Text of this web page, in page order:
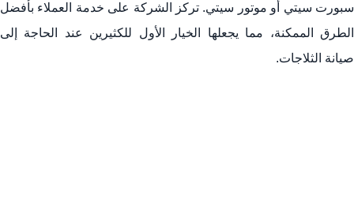
سبورت سيتي أو موتور سيتي. تركز الشركة على خدمة العملاء بأفضل
الطرق الممكنة، مما يجعلها الخيار الأول للكثيرين عند الحاجة إلى
صيانة الثلاجات.